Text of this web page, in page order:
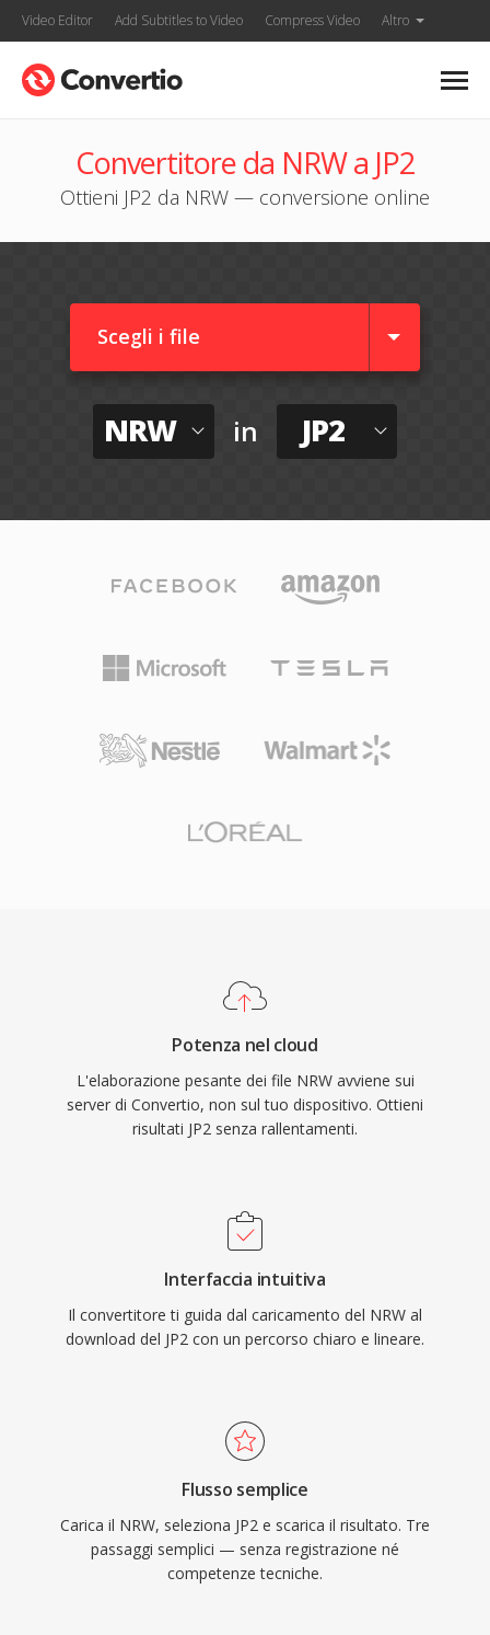
Video Editor Add Subtitles to Video Compress Video Altro
Convertitore da NRW a JP2
Ottieni JP2 da NRW — conversione online
Scegli i file
NRW in JP2
Potenza nel cloud
L'elaborazione pesante dei file NRW avviene sui
server di Convertio, non sul tuo dispositivo. Ottieni
risultati JP2 senza rallentamenti.
Interfaccia intuitiva
Il convertitore ti guida dal caricamento del NRW al
download del JP2 con un percorso chiaro e lineare.
Flusso semplice
Carica il NRW, seleziona JP2 e scarica il risultato. Tre
passaggi semplici — senza registrazione né
competenze tecniche.